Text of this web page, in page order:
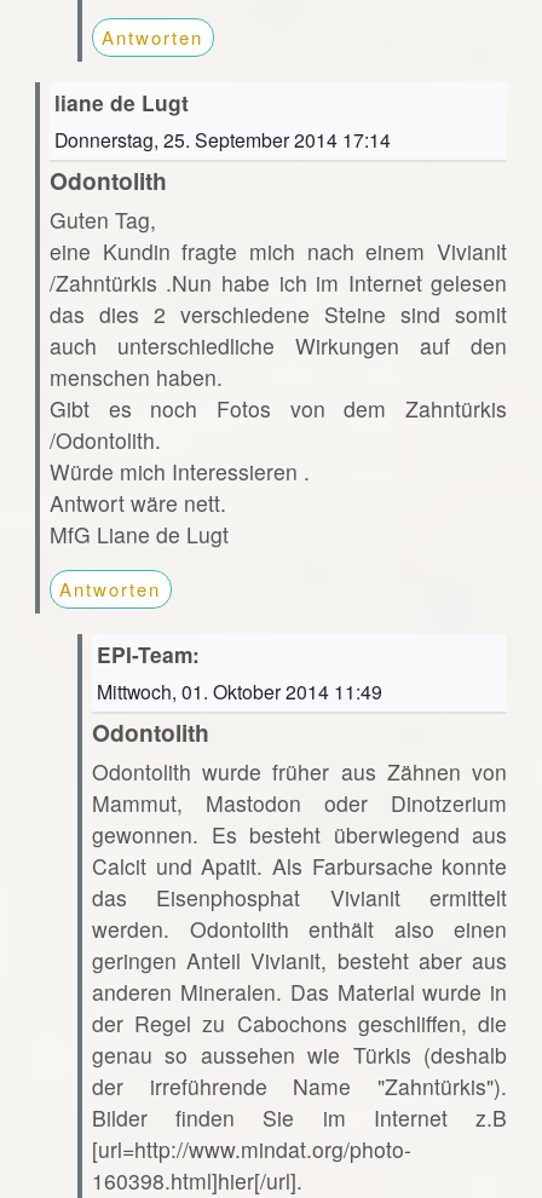
Antworten
liane de Lugt
Donnerstag, 25. September 2014 17:14
Odontolith
Guten Tag,
eine Kundin fragte mich nach einem Vivianit
/Zahntürkis .Nun habe ich im Internet gelesen
das dies 2 verschiedene Steine sind somit
auch unterschiedliche Wirkungen auf den
menschen haben.
Gibt es noch Fotos von dem Zahntürkis
/Odontolith.
Würde mich Interessieren .
Antwort wäre nett.
MfG Liane de Lugt
Antworten
EPI-Team:
Mittwoch, 01. Oktober 2014 11:49
Odontolith
Odontolith wurde früher aus Zähnen von
Mammut, Mastodon oder Dinotzerium
gewonnen. Es besteht überwiegend aus
Calcit und Apatit. Als Farbursache konnte
das Eisenphosphat Vivianit ermittelt
werden. Odontolith enthält also einen
geringen Anteil Vivianit, besteht aber aus
anderen Mineralen. Das Material wurde in
der Regel zu Cabochons geschliffen, die
genau so aussehen wie Türkis (deshalb
der irreführende Name "Zahntürkis").
Bilder finden Sie im Internet z.B
[url=http://www.mindat.org/photo-
160398.html]hier[/url].